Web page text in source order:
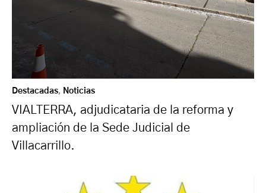
Destacadas, Noticias
VIALTERRA, adjudicataria de la reforma y
ampliación de la Sede Judicial de
Villacarrillo.